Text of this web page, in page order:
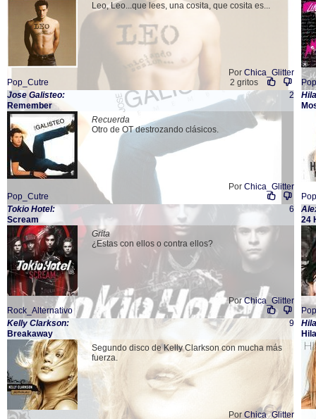
Leo, Leo...que lees, una cosita, que cosita es...
Por Chica_Glitter
Pop_Cutre
2 gritos
Jose Galisteo:
Remember
2
Recuerda
Otro de OT destrozando clásicos.
Por Chica_Glitter
Pop_Cutre
Tokio Hotel:
Scream
6
Grita
¿Estas con ellos o contra ellos?
PorChica_Glitter
Rock_Alternativo
Kelly Clarkson:
Breakaway
9
Segundo disco de Kelly Clarkson con mucha más
fuerza.
Por Chica_Glitter
Pop
24
Pop